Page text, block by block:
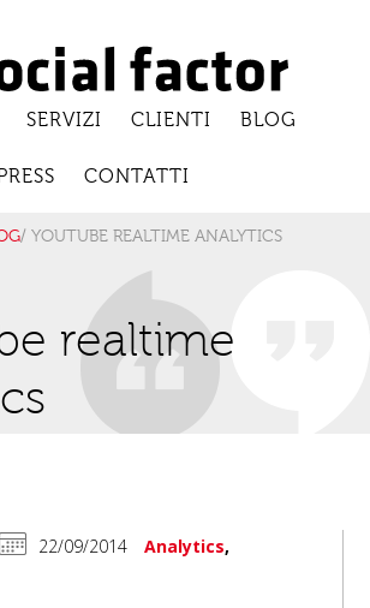
SERVIZI CLIENTI BLOG
CONTATTI
/ YOUTUBE REALTIME ANALYTICS
realtime
22/09/2014 Analytics,